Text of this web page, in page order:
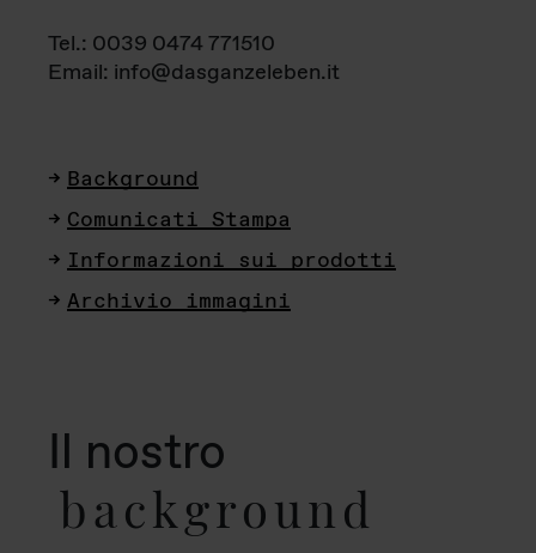
Tel.: 0039 0474 771510
Email: info@dasganzeleben.it
Background
Comunicati Stampa
Informazioni sui prodotti
Archivio immagini
Il nostro
background